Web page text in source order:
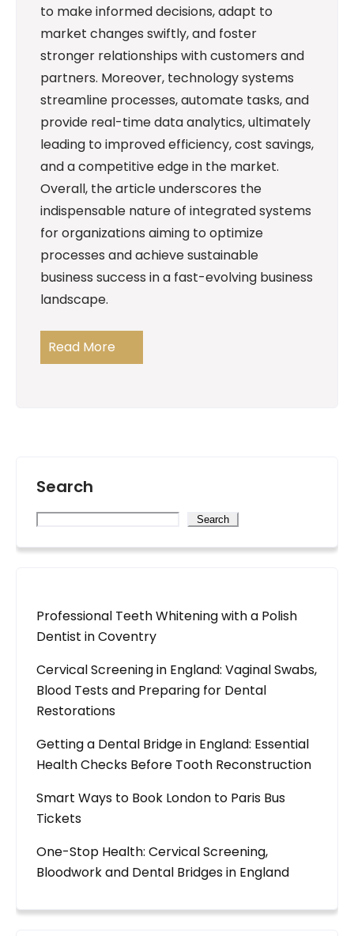
to make informed decisions, adapt to
market changes swiftly, and foster
stronger relationships with customers and
partners. Moreover, technology systems
streamline processes, automate tasks, and
provide real-time data analytics, ultimately
leading to improved efficiency, cost savings,
and a competitive edge in the market.
Overall, the article underscores the
indispensable nature of integrated systems
for organizations aiming to optimize
processes and achieve sustainable
business success in a fast-evolving business
landscape.
Read More
Search
Search
Professional Teeth Whitening with a Polish
Dentist in Coventry
Cervical Screening in England: Vaginal Swabs,
Blood Tests and Preparing for Dental
Restorations
Getting a Dental Bridge in England: Essential
Health Checks Before Tooth Reconstruction
Smart Ways to Book London to Paris Bus
Tickets
One-Stop Health: Cervical Screening,
Bloodwork and Dental Bridges in England